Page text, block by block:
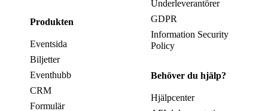
Produkten
Eventsida
Biljetter
Eventhubb
CRM
Formulär
Underleverantörer
GDPR
Information Security
Policy
Behöver du hjälp?
Hjälpcenter